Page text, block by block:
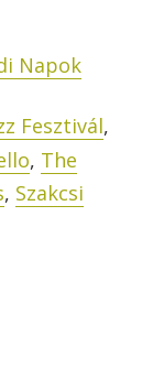
Napok
Fesztivál,
, The
, Szakcsi